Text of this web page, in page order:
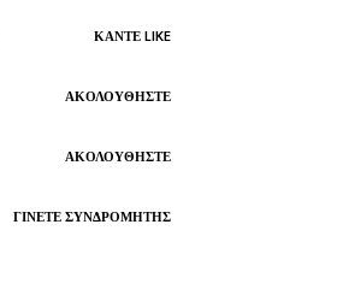
ΚΆΝΤΕ LIKE
ΑΚΟΛΟΥΘΉΣΤΕ
ΑΚΟΛΟΥΘΉΣΤΕ
ΓΊΝΕΤΕ ΣΥΝΔΡΟΜΗΤΉΣ